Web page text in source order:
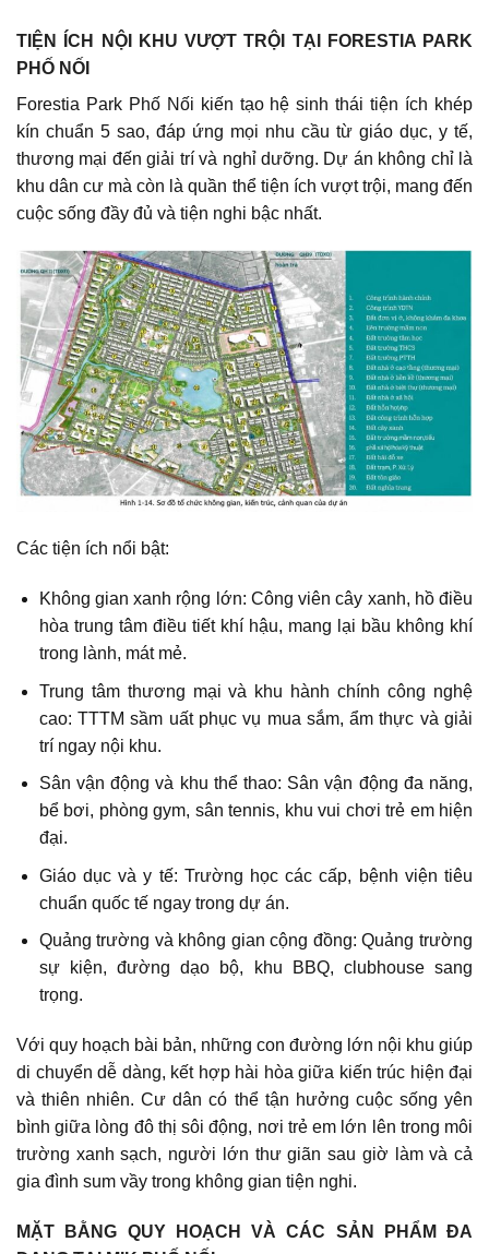
TIỆN ÍCH NỘI KHU VƯỢT TRỘI TẠI FORESTIA PARK
PHỐ NỐI
Forestia Park Phố Nối kiến tạo hệ sinh thái tiện ích khép
kín chuẩn 5 sao, đáp ứng mọi nhu cầu từ giáo dục, y tế,
thương mại đến giải trí và nghỉ dưỡng. Dự án không chỉ là
khu dân cư mà còn là quần thể tiện ích vượt trội, mang đến
cuộc sống đầy đủ và tiện nghi bậc nhất.
Các tiện ích nổi bật:
Không gian xanh rộng lớn: Công viên cây xanh, hồ điều
hòa trung tâm điều tiết khí hậu, mang lại bầu không khí
trong lành, mát mẻ.
Trung tâm thương mại và khu hành chính công nghệ
cao: TTTM sầm uất phục vụ mua sắm, ẩm thực và giải
trí ngay nội khu.
Sân vận động và khu thể thao: Sân vận động đa năng,
bể bơi, phòng gym, sân tennis, khu vui chơi trẻ em hiện
đại.
Giáo dục và y tế: Trường học các cấp, bệnh viện tiêu
chuẩn quốc tế ngay trong dự án.
Quảng trường và không gian cộng đồng: Quảng trường
sự kiện, đường dạo bộ, khu BBQ, clubhouse sang
trọng.
Với quy hoạch bài bản, những con đường lớn nội khu giúp
di chuyển dễ dàng, kết hợp hài hòa giữa kiến trúc hiện đại
và thiên nhiên. Cư dân có thể tận hưởng cuộc sống yên
bình giữa lòng đô thị sôi động, nơi trẻ em lớn lên trong môi
trường xanh sạch, người lớn thư giãn sau giờ làm và cả
gia đình sum vầy trong không gian tiện nghi.
MẶT BẰNG QUY HOẠCH VÀ CÁC SẢN PHẨM ĐA